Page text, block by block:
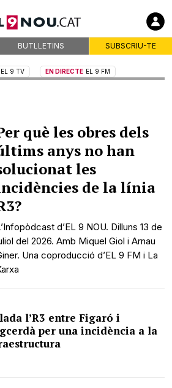
BUTLLETINS SUBSCRIU-TE
EL 9 TV EN DIRECTE EL 9 FM
què les obres dels
anys no han
les
de la línia
d’EL 9 NOU. Dilluns 13 de
del 2026. Amb Miquel Giol i Arnau
Una coproducció d’EL 9 FM i La
l’R3 entre Figaró i
per una incidència a la